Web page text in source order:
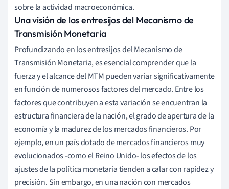
sobre la actividad macroeconómica.
Una visión de los entresijos del Mecanismo de
Transmisión Monetaria
Profundizando en los entresijos del Mecanismo de
Transmisión Monetaria, es esencial comprender que la
fuerza y el alcance del MTM pueden variar significativamente
en función de numerosos factores del mercado. Entre los
factores que contribuyen a esta variación se encuentran la
estructura financiera de la nación, el grado de apertura de la
economía y la madurez de los mercados financieros. Por
ejemplo, en un país dotado de mercados financieros muy
evolucionados -como el Reino Unido- los efectos de los
ajustes de la política monetaria tienden a calar con rapidez y
precisión. Sin embargo, en una nación con mercados